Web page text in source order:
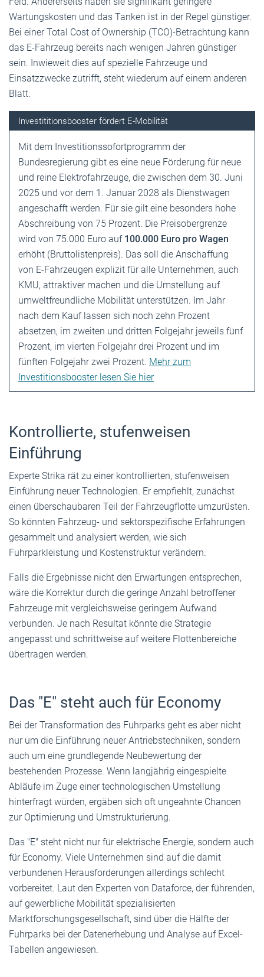
Wartungskosten und das Tanken ist in der Regel günstiger.
Bei einer Total Cost of Ownership (TCO)-Betrachtung kann
das E-Fahrzeug bereits nach wenigen Jahren günstiger
sein. Inwieweit dies auf spezielle Fahrzeuge und
Einsatzzwecke zutrifft, steht wiederum auf einem anderen
Blatt.
Investititionsbooster fördert E-Mobilität
Mit dem Investitionssofortprogramm der
Bundesregierung gibt es eine neue Förderung für neue
und reine Elektrofahrzeuge, die zwischen dem 30. Juni
2025 und vor dem 1. Januar 2028 als Dienstwagen
angeschafft werden. Für sie gilt eine besonders hohe
Abschreibung von 75 Prozent. Die Preisobergrenze
wird von 75.000 Euro auf 100.000 Euro pro Wagen
erhöht (Bruttolistenpreis). Das soll die Anschaffung
von E-Fahrzeugen explizit für alle Unternehmen, auch
KMU, attraktiver machen und die Umstellung auf
umweltfreundliche Mobilität unterstützen. Im Jahr
nach dem Kauf lassen sich noch zehn Prozent
absetzen, im zweiten und dritten Folgejahr jeweils fünf
Prozent, im vierten Folgejahr drei Prozent und im
fünften Folgejahr zwei Prozent. Mehr zum
Investitionsbooster lesen Sie hier
Kontrollierte, stufenweisen
Einführung
Experte Strika rät zu einer kontrollierten, stufenweisen
Einführung neuer Technologien. Er empfiehlt, zunächst
einen überschaubaren Teil der Fahrzeugflotte umzurüsten.
So könnten Fahrzeug- und sektorspezifische Erfahrungen
gesammelt und analysiert werden, wie sich
Fuhrparkleistung und Kostenstruktur verändern.
Falls die Ergebnisse nicht den Erwartungen entsprechen,
wäre die Korrektur durch die geringe Anzahl betroffener
Fahrzeuge mit vergleichsweise geringem Aufwand
verbunden. Je nach Resultat könnte die Strategie
angepasst und schrittweise auf weitere Flottenbereiche
übertragen werden.
Das "E" steht auch für Economy
Bei der Transformation des Fuhrparks geht es aber nicht
nur um die Einführung neuer Antriebstechniken, sondern
auch um eine grundlegende Neubewertung der
bestehenden Prozesse. Wenn langjährig eingespielte
Abläufe im Zuge einer technologischen Umstellung
hinterfragt würden, ergäben sich oft ungeahnte Chancen
zur Optimierung und Umstrukturierung.
Das "E" steht nicht nur für elektrische Energie, sondern auch
für Economy. Viele Unternehmen sind auf die damit
verbundenen Herausforderungen allerdings schlecht
vorbereitet. Laut den Experten von Dataforce, der führenden,
auf gewerbliche Mobilität spezialisierten
Marktforschungsgesellschaft, sind über die Hälfte der
Fuhrparks bei der Datenerhebung und Analyse auf Excel-
Tabellen angewiesen.